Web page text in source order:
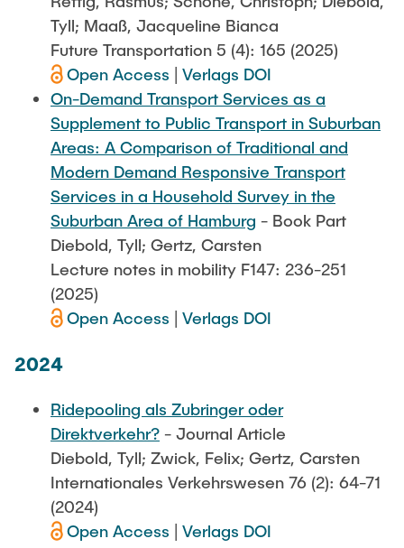
Tyll; Maaß, Jacqueline Bianca
Future Transportation 5 (4): 165 (2025)
Open Access
Verlags DOI
On-Demand Transport Services as a
Supplement to Public Transport in Suburban
Areas: A Comparison of Traditional and
Modern Demand Responsive Transport
Services in a Household Survey in the
Suburban Area of Hamburg - Book Part
Diebold, Tyll; Gertz, Carsten
Lecture notes in mobility F147: 236-251
(2025)
Open Access
Verlags DOI
2024
Ridepooling als Zubringer oder
Direktverkehr? - Journal Article
Diebold, Tyll; Zwick, Felix; Gertz, Carsten
Internationales Verkehrswesen 76 (2): 64-71
(2024)
Open Access
Verlags DOI